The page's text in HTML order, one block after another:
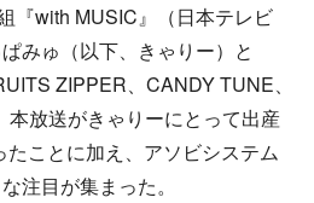
『with MUSIC』（日本テレビ
みゅ（以下、きゃりー）と
ZIPPER、CANDY TUNE、
放送がきゃりーにとって出産
ことに加え、アソビシステム
注目が集まった。